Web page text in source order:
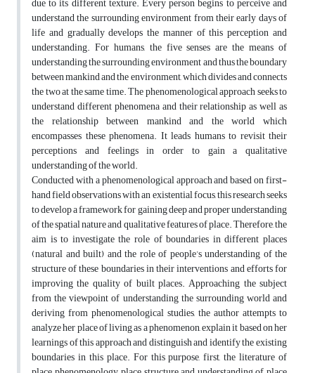
understand the surrounding environment from their early days of
life and gradually develops the manner of this perception and
understanding. For humans, the five senses are the means of
understanding the surrounding environment and thus the boundary
between mankind and the environment, which divides and connects
the two at the same time. The phenomenological approach seeks to
understand different phenomena and their relationship as well as
the relationship between mankind and the world which
encompasses these phenomena. It leads humans to revisit their
perceptions and feelings in order to gain a qualitative
understanding of the world.
Conducted with a phenomenological approach and based on first-
hand field observations with an existential focus, this research seeks
to develop a framework for gaining deep and proper understanding
of the spatial nature and qualitative features of place. Therefore, the
aim is to investigate the role of boundaries in different places
(natural and built) and the role of people’s understanding of the
structure of these boundaries in their interventions and efforts for
improving the quality of built places. Approaching the subject
from the viewpoint of understanding the surrounding world and
deriving from phenomenological studies, the author attempts to
analyze her place of living as a phenomenon, explain it based on her
learnings of this approach and distinguish and identify the existing
boundaries in this place. For this purpose, first, the literature of